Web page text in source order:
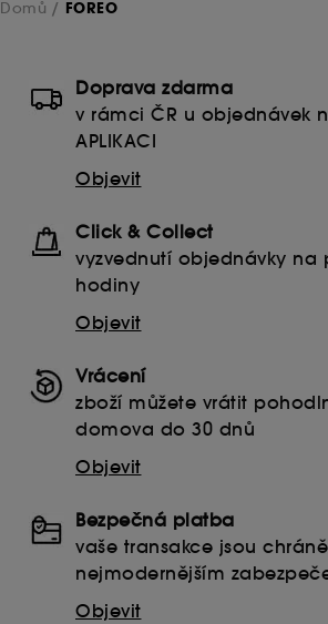
Domů FOREO
Doprava zdarma
v rámci ČR u objednávek
APLIKACI
Objevit
Click & Collect
vyzvednutí objednávky na
hodiny
Objevit
Vrácení
zboží můžete vrátit
domova do 30 dnů
Objevit
Bezpečná platba
vaše transakce jsou
nejmodernějším
Objevit